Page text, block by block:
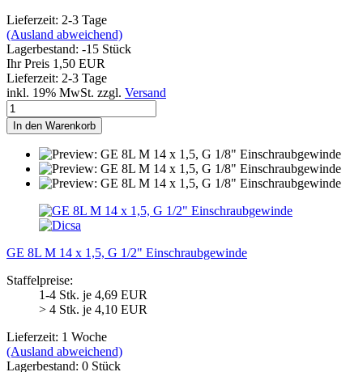
Lieferzeit: 2-3 Tage
(Ausland abweichend)
Lagerbestand: -15 Stück
Ihr Preis 1,50 EUR
Lieferzeit: 2-3 Tage
inkl. 19% MwSt. zzgl. Versand
In den Warenkorb
GE 8L M 14 x 1,5, G 1/2" Einschraubgewinde
Staffelpreise:
1-4 Stk. je 4,69 EUR
> 4 Stk. je 4,10 EUR
Lieferzeit: 1 Woche
(Ausland abweichend)
Lagerbestand: 0 Stück